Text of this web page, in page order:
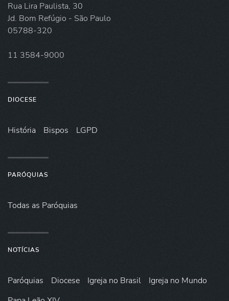
Rua Lira Paulista, 30
Jd. Bom Refúgio - São Paulo
05788-320
11 3584-9000
DIOCESE
História Bispos LGPD
PARÓQUIAS
Todas as Paróquias
NOTÍCIAS
Paróquias Diocese Igreja no Brasil
Igreja no Mundo